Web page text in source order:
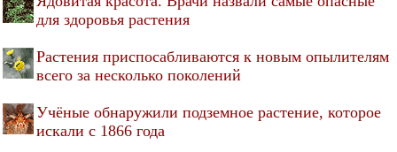
для здоровья растения
Растения приспосабливаются к новым опылителям
всего за несколько поколений
Учёные обнаружили подземное растение, которое
искали с 1866 года